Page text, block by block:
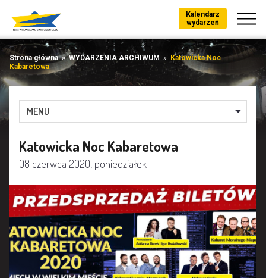
Kalendarz
wydarzeń
Strona główna»WYDARZENIA ARCHIWUM » Katowicka Noc
Kabaretowa
MENU
Katowicka Noc Kabaretowa
08 czerwca 2020, poniedziałek